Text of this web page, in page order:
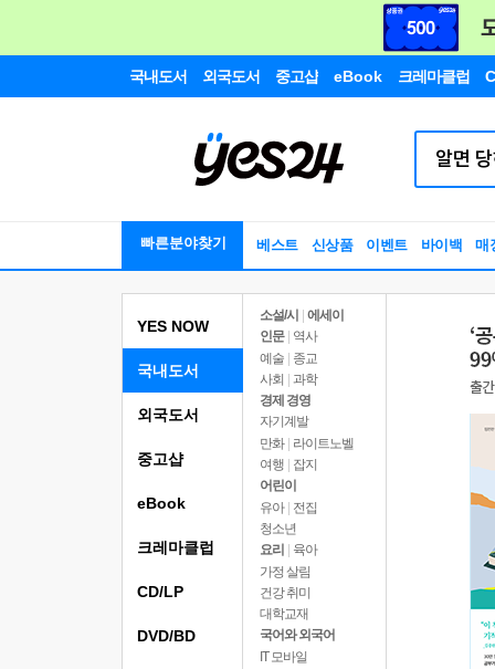
국내도서 외국도서 중고샵 eBook 크레마클럽
빠른분야찾기 베스트 신상품 이벤트 바이백 매
YES NOW
국내도서
소설/시
에세이
인문
역사
예술 | 종교
사회 | 과학
경제 경영
자기계발
만화 | 라이트노벨
여행
잡지
어린이
유아 | 전집
청소년
요리
육아
가정 살림
건강 취미
대학교재
국어와 외국어
IT 모바일
외국도서
중고샵
eBook
크레마클럽
CD/LP
DVD/BD